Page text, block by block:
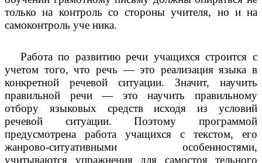
только на контроль со стороны учителя, но и на
самоконтроль уче ника.
Работа по развитию речи учащихся строится с
учетом того, что речь — это реализация языка в
конкретной речевой ситуации. Значит, научить
правильной речи — это научить правильному
отбору языковых средств исходя из условий
речевой ситуации. Поэтому программой
предусмотрена работа учащихся с текстом, его
жанрово-ситуативными особенностями,
учитываются упражнения для самостоя тельного